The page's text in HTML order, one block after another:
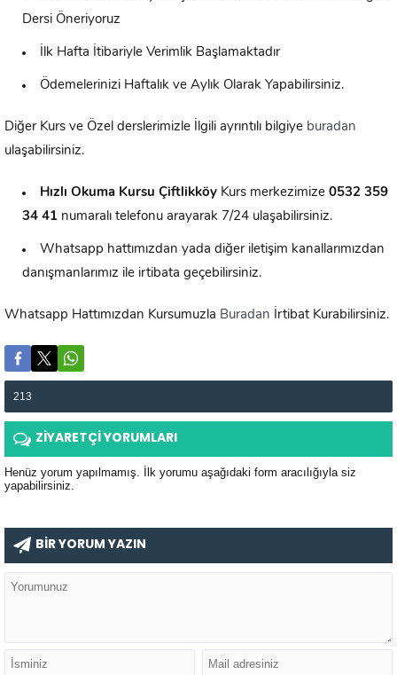
Dersi Öneriyoruz
İlk Hafta İtibariyle Verimlik Başlamaktadır
Ödemelerinizi Haftalık ve Aylık Olarak Yapabilirsiniz.
Diğer Kurs ve Özel derslerimizle İlgili ayrıntılı bilgiye buradan
ulaşabilirsiniz.
Hızlı Okuma Kursu Çiftlikköy Kurs merkezimize 0532 359
34 41 numaralı telefonu arayarak 7/24 ulaşabilirsiniz.
Whatsapp hattımızdan yada diğer iletişim kanallarımızdan
danışmanlarımız ile irtibata geçebilirsiniz.
Whatsapp Hattımızdan Kursumuzla Buradan İrtibat Kurabilirsiniz.
213
ZİYARETÇİ YORUMLARI
Henüz yorum yapılmamış. İlk yorumu aşağıdaki form aracılığıyla siz
yapabilirsiniz.
BİR YORUM YAZIN